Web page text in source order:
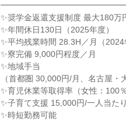
✨奨学金返還支援制度 最大180万
✨年間休日130日（2025年度）
✨平均残業時間 28.3H／月（2024
✨寮完備 9,000円程度／月
✨地域手当
（首都圏 30,000円/月、名古屋・
✨育児休業等取得率（女性：100
✨子育て支援 15,000円/一人当た
✨時短勤務可能